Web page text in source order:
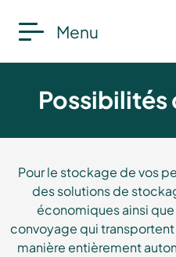
Menu
Possibilités
Pour le stockage de vos
des solutions de
économiques ainsi
convoyage qui
manière entièrement